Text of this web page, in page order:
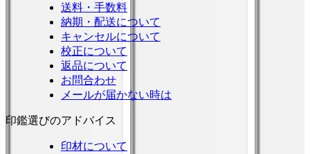
送料・手数料
納期・配送について
キャンセルについて
校正について
返品について
お問合わせ
メールが届かない時は
印鑑選びのアドバイス
印材について